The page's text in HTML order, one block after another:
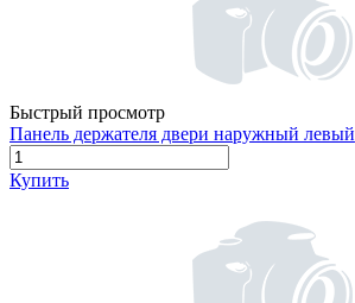
Быстрый просмотр
Панель держателя двери наружный левый
Купить